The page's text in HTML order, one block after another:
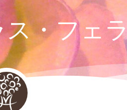
・フェ